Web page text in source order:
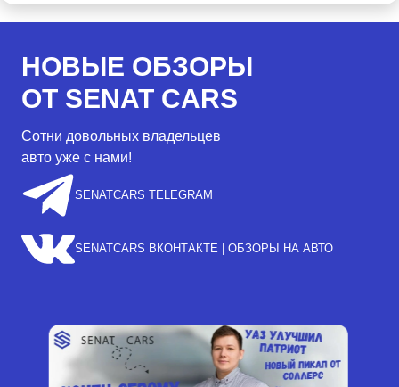
НОВЫЕ ОБЗОРЫ
ОТ SENAT CARS
Сотни довольных владельцев
авто уже с нами!
SENATCARS TELEGRAM
SENATCARS ВКОНТАКТЕ | ОБЗОРЫ НА АВТО